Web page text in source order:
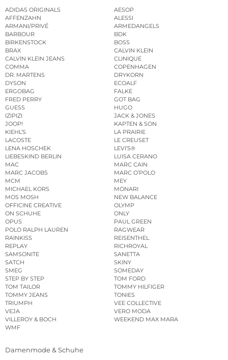
ADIDAS ORIGINALS
AESOP
AFFENZAHN
ALESSI
ARMANI/PRIVÉ
ARMEDANGELS
BARBOUR
BDK
BIRKENSTOCK
BOSS
BRAX
CALVIN KLEIN
CALVIN KLEIN JEANS
CLINIQUE
COMMA
COPENHAGEN
DR. MARTENS
DRYKORN
DYSON
ECOALF
ERGOBAG
FALKE
FRED PERRY
GOT BAG
GUESS
HUGO
IZIPIZI
JACK & JONES
JOOP!
KAPTEN & SON
KIEHL’S
LA PRAIRIE
LACOSTE
LE CREUSET
LENA HOSCHEK
LEVI’S®
LIEBESKIND BERLIN
LUISA CERANO
MAC
MARC CAIN
MARC JACOBS
MARC O’POLO
MCM
MEY
MICHAEL KORS
MONARI
MOS MOSH
NEW BALANCE
OFFICINE CREATIVE
OLYMP
ON SCHUHE
ONLY
OPUS
PAUL GREEN
POLO RALPH LAUREN
RAGWEAR
RAINKISS
REISENTHEL
REPLAY
RICHROYAL
SAMSONITE
SANETTA
SATCH
SKINY
SMEG
SOMEDAY
STEP BY STEP
TOM FORD
TOM TAILOR
TOMMY HILFIGER
TOMMY JEANS
TONIES
TRIUMPH
VEE COLLECTIVE
VEJA
VERO MODA
VILLEROY & BOCH
WEEKEND MAX MARA
WMF
Damenmode & Schuhe